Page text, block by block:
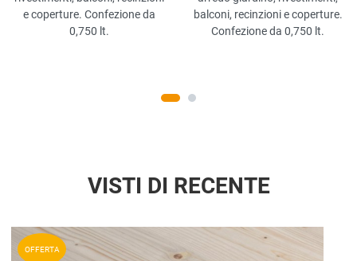
e coperture. Confezione da
0,750 lt.
balconi, recinzioni e coperture.
Confezione da 0,750 lt.
VISTI DI RECENTE
OFFERTA